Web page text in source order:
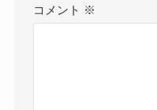
コメント ※